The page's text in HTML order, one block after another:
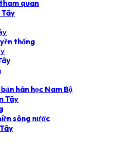
quan
Tây
thống
hán học Nam Bộ
Tây
sông nước